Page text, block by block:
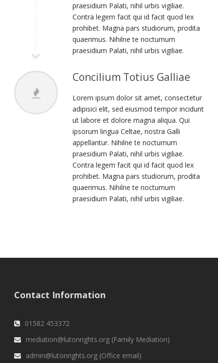
praesidium Palati, nihil urbis vigiliae.
Contra legem facit qui id facit quod lex
prohibet. Magna pars studiorum, prodita
quaerimus. Nihilne te nocturnum
praesidium Palati, nihil urbis vigiliae.
Concilium Totius Galliae
Lorem ipsum dolor sit amet, consectetur
adipisici elit, sed eiusmod tempor incidunt
ut labore et dolore magna aliqua. Qui
ipsorum lingua Celtae, nostra Galli
appellantur. Nihilne te nocturnum
praesidium Palati, nihil urbis vigiliae.
Contra legem facit qui id facit quod lex
prohibet. Magna pars studiorum, prodita
quaerimus. Nihilne te nocturnum
praesidium Palati, nihil urbis vigiliae.
Contact Information
01582 453372
mediation@lutonrights.org (Family Mediation)
admin@lutonrights.org (Office email)